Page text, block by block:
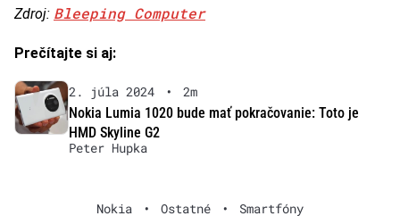
Zdroj: Bleeping Computer
Prečítajte si aj:
2. júla 2024 •
2m
Nokia Lumia 1020 bude mať pokračovanie: Toto je
HMD Skyline G2
Peter Hupka
Nokia • Ostatné • Smartfóny